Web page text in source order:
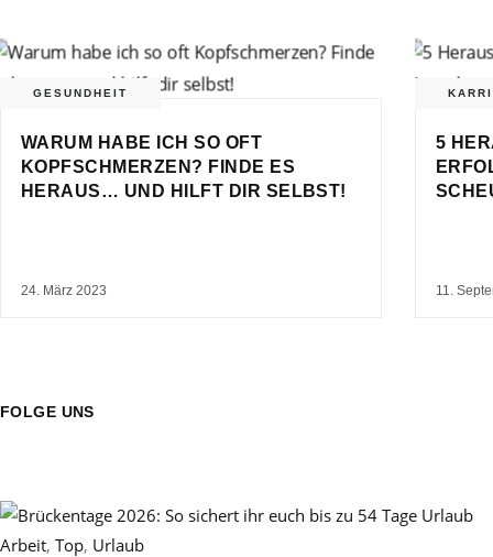
GESUNDHEIT
WARUM HABE ICH SO OFT
KOPFSCHMERZEN? FINDE ES
HERAUS… UND HILFT DIR SELBST!
24. März 2023
5
11.
FOLGE UNS
Arbeit, Top, Urlaub